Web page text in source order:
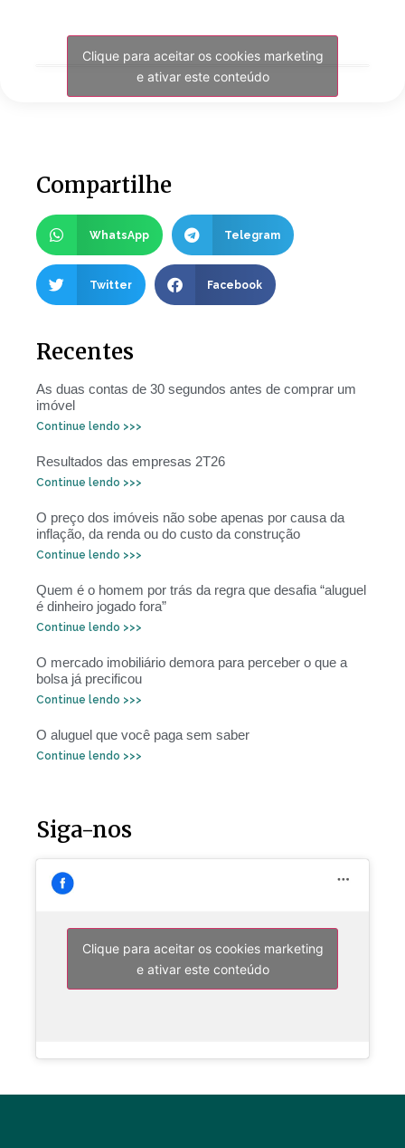
Clique para aceitar os cookies marketing
e ativar este conteúdo
Compartilhe
WhatsApp Telegram
Twitter Facebook
Recentes
As duas contas de 30 segundos antes de comprar um
imóvel
Continue lendo >>>
Resultados das empresas 2T26
Continue lendo >>>
O preço dos imóveis não sobe apenas por causa da
inflação, da renda ou do custo da construção
Continue lendo >>>
Quem é o homem por trás da regra que desafia “aluguel
é dinheiro jogado fora”
Continue lendo >>>
O mercado imobiliário demora para perceber o que a
bolsa já precificou
Continue lendo >>>
O aluguel que você paga sem saber
Continue lendo >>>
Siga-nos
Clique para aceitar os cookies marketing
e ativar este conteúdo